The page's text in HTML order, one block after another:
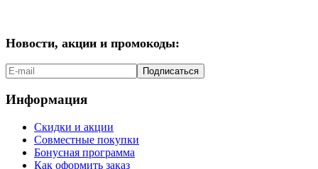
Новости, акции и промокоды:
Подписаться
Информация
Скидки и акции
Совместные покупки
Бонусная программа
Как оформить заказ